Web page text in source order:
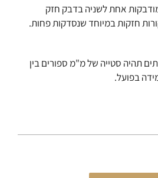
אחת לשניה בדבק חזק
חזקות במיוחד שנסדקות פחות.
תהיה סטייה של מ"מ ספורים בין
בפועל.